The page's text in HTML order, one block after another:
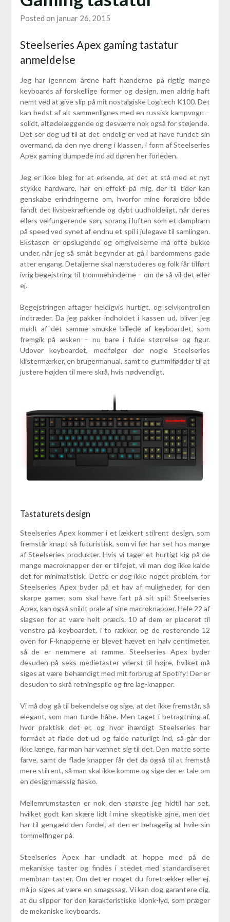
Posted on januar 26, 2015
Steelseries Apex gaming tastatur
anmeldelse
Jeg har igennem årene haft hænderne på rigtig mange
keyboards af forskellige former og design, men aldrig haft
nemt ved at give slip på mit nostalgiske Logitech K100. Det
kan bedst af alt sammenlignes med en russisk kampvogn –
solidt, altødelæggende og desværre nok også for støjende.
Det ser dog ud til at det endelig er ved at have fundet sin
overmand, da den nye dreng i klassen, i form af Steelseries
Apex gaming dumpede ind ad døren her forleden.
Jeg er ikke bleg for at erkende, at det at stå med et nyt
stykke hardware, har en effekt på mig, der til tider kan
genskabe erindringerne om, hvorfor mine forældre både
fandt det livsbekræftende og dybt uudholdeligt, når deres
ellers velfungerende søn, sprang i luften som et dampbarn
på speed ved synet af endnu et spil i julegave til samlingen.
Ekstasen er opslugende og omgivelserne må ofte bukke
under, når jeg så småt begynder at gå i bardommens gade
atter engang. Detaljerne skal nærstuderes og folk får tilført
ivrig begejstring til trommehinderne – om de så vil det eller
ej.
Begejstringen aftager heldigvis hurtigt, og selvkontrollen
indtræder. Da jeg pakker indholdet i kassen ud, bliver jeg
mødt af det samme smukke billede af keyboardet, som
fremgik på æsken – nu bare i fulde størrelse og figur.
Udover keyboardet, medfølger der nogle Steelseries
klistermærker, en brugermanual, samt to gummifødder til at
justere højden til mere skrå, hvis nødvendigt.
Tastaturets design
Steelseries Apex kommer i et lækkert stilrent design, som
fremstår knapt så futuristisk, som vi før har set hos mange
af Steelseries produkter. Hvis vi tager et hurtigt kig på de
mange macroknapper der er tilføjet, vil man dog ikke kalde
det for minimalistisk. Dette er dog ikke noget problem, for
Steelseries Apex byder på et hav af muligheder, for den
skarpe gamer, som skal have fart på sit spil! Steelseries
Apex, kan også snildt prale af sine macroknapper. Hele 22 af
slagsen for at være helt præcis. 10 af dem er placeret til
venstre på keyboardet, i to rækker, og de resterende 12
oven for F-knapperne er blevet hævet en halv centimeter,
så de er nemmere at ramme. Steelseries Apex byder
desuden på seks medietaster yderst til højre, hvilket må
siges at være behændigt med mit forbrug af Spotify! Der er
desuden to skrå retningspile og fire lag-knapper.
Vi må dog gå til bekendelse og sige, at det ikke fremstår, så
elegant, som man turde håbe. Men taget i betragtning af,
hvor praktisk det er, og hvor ihærdigt Steelseries har
formået at flade det ud og falde naturligt ind, så går der
ikke længe, før man har vænnet sig til det. Den matte sorte
farve, samt de flade knapper får det da også til at fremstå
mere stilrent, så man skal ikke komme og sige der er tale om
en designmæssig fiasko.
Mellemrumstasten er nok den største jeg hidtil har set,
hvilket godt kan skære lidt i mine skeptiske øjne, men det
har til gengæld den fordel, at den er behagelig at hvile sin
tommelfinger på.
Steelseries Apex har undladt at hoppe med på de
mekaniske taster og findes i stedet med standardiseret
membran-taster. Om det er noget du foretrækker eller ej,
må jo siges at være en smagssag. Vi kan dog garantere dig,
at du slipper for den karakteristiske klonk-lyd, som præger
de mekaniske keyboards.